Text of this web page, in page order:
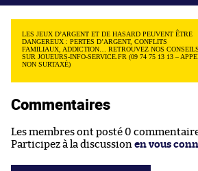
LES JEUX D’ARGENT ET DE HASARD PEUVENT ÊTRE
DANGEREUX : PERTES D’ARGENT, CONFLITS
FAMILIAUX, ADDICTION… RETROUVEZ NOS CONSEILS
SUR JOUEURS-INFO-SERVICE.FR (09 74 75 13 13 –
NON SURTAXÉ)
Commentaires
Les membres ont posté 0
Participez à la discussion en vous